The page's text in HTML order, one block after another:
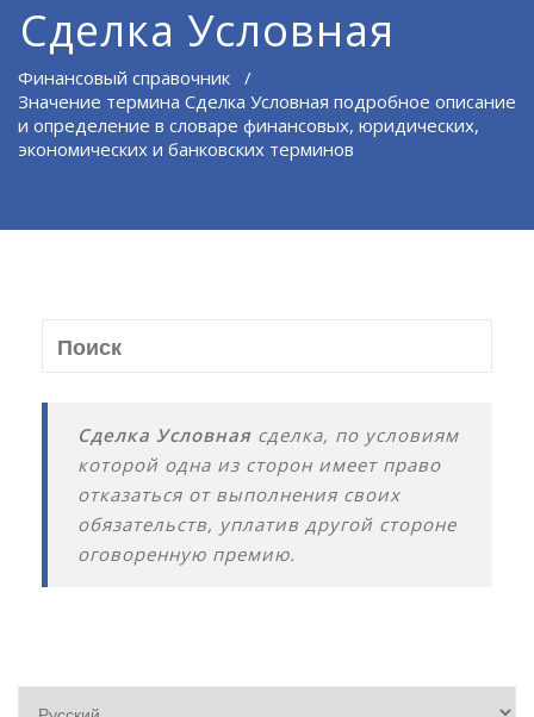
Сделка Условная
Финансовый справочник /
Значение термина Сделка Условная подробное описание
и определение в словаре финансовых, юридических,
экономических и банковских терминов
Сделка Условная сделка, по условиям
которой одна из сторон имеет право
отказаться от выполнения своих
обязательств, уплатив другой стороне
оговоренную премию.